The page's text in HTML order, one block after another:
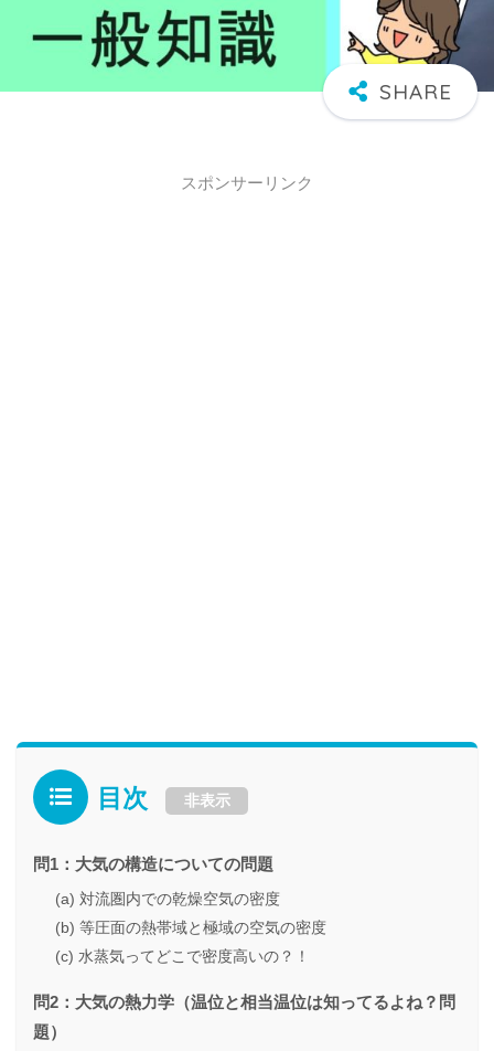
スポンサーリンク
目次 非表示
問1：大気の構造についての問題
(a) 対流圏内での乾燥空気の密度
(b) 等圧面の熱帯域と極域の空気の密度
(c) 水蒸気ってどこで密度高いの？！
問2：大気の熱力学（温位と相当温位は知ってるよね？問
題）